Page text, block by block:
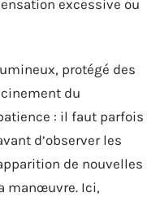
excessive ou
protégé des
du
: il faut parfois
d’observer les
de nouvelles
manœuvre. Ici,